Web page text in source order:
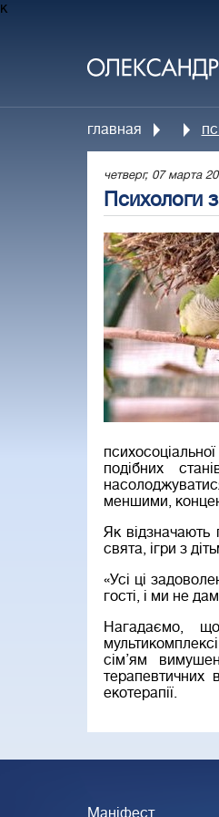
к
главная
четверг, 07 марта
Психологи
подібних
меншими,
Як відзначають
свята, ігри з
«Усі ці
гості, і ми не
Нагадаємо, що
сім’ям
екотерапії.
Маніфест